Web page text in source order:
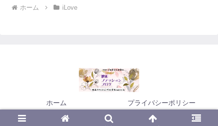
ホーム iLove
ホーム プライバシーポリシー
© 2011-2026 映画ファッションブログ.